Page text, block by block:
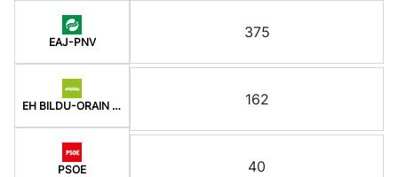
EAJ-PNV
EH BILDU-ORAIN ERREP
PSOE
375
162
40